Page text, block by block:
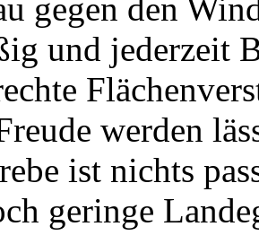
gegen den
und jederzeit
werden
ist nichts
geringe